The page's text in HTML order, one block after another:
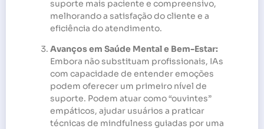
suporte mais paciente e compreensivo,
melhorando a satisfação do cliente e a
eficiência do atendimento.
Avanços em Saúde Mental e Bem-Estar:
Embora não substituam profissionais, IAs
com capacidade de entender emoções
podem oferecer um primeiro nível de
suporte. Podem atuar como “ouvintes”
empáticos, ajudar usuários a praticar
técnicas de mindfulness guiadas por uma